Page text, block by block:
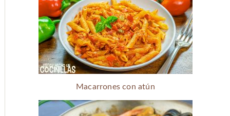
Macarrones con atún